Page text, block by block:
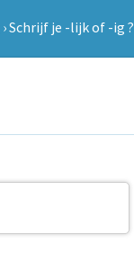
›Schrijf je -lijk of -ig ?